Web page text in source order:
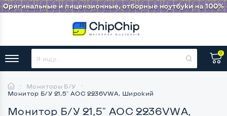
0
Мониторы Б/У
Монитор Б/У 21,5" AOC 2236VWA, Широкий
Монитор Б/У 21,5" AOC 2236VWA,